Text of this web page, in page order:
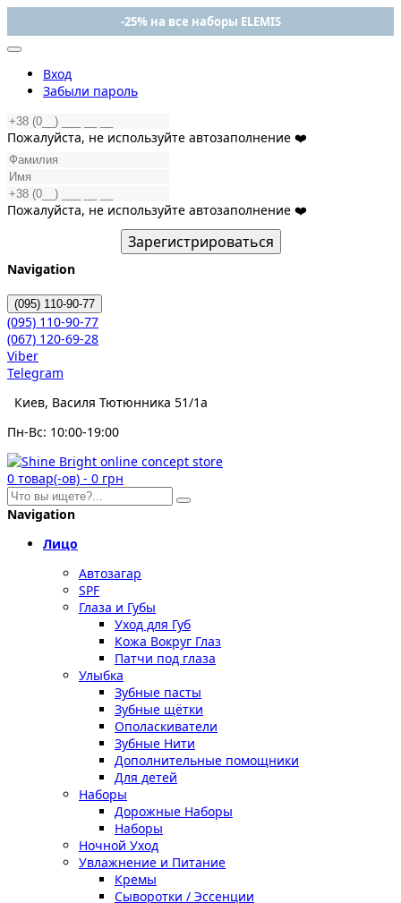
-25% на все наборы ELEMIS
Вход
Забыли пароль
Пожалуйста, не используйте автозаполнение ❤️
Пожалуйста, не используйте автозаполнение ❤️
Зарегистрироваться
Navigation
(095) 110-90-77
(095) 110-90-77
(067) 120-69-28
Viber
Telegram
Киев, Василя Тютюнника 51/1а
Пн-Вс: 10:00-19:00
0 товар(-ов) - 0 грн
Navigation
Лицо
Автозагар
SPF
Глаза и Губы
Уход для Губ
Кожа Вокруг Глаз
Патчи под глаза
Улыбка
Зубные пасты
Зубные щётки
Ополаскиватели
Зубные Нити
Дополнительные помощники
Для детей
Наборы
Дорожные Наборы
Наборы
Ночной Уход
Увлажнение и Питание
Кремы
Сыворотки / Эссенции